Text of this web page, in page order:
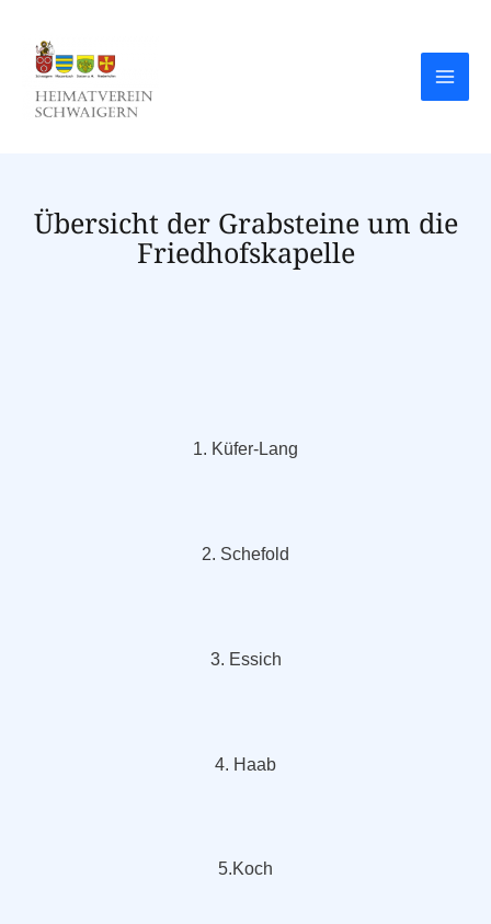
Übersicht der Grabsteine um die
Friedhofskapelle
1. Küfer-Lang
2. Schefold
3. Essich
4. Haab
5.Koch